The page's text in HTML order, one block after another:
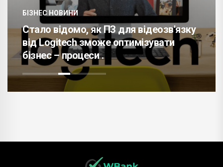
БІЗНЕС НОВИНИ
Стало відомо, як ПЗ для відеозв'язку
від Logitech зможе оптимізувати
бізнес – процеси .